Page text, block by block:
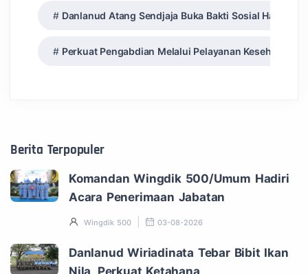
Danlanud Atang Sendjaja Buka Bakti Sosial Hari
Perkuat Pengabdian Melalui Pelayanan Kesehatan
Berita Terpopuler
Komandan Wingdik 500/Umum Hadiri
Acara Penerimaan Jabatan
Wingdik 500 03-08-2026
Danlanud Wiriadinata Tebar Bibit Ikan